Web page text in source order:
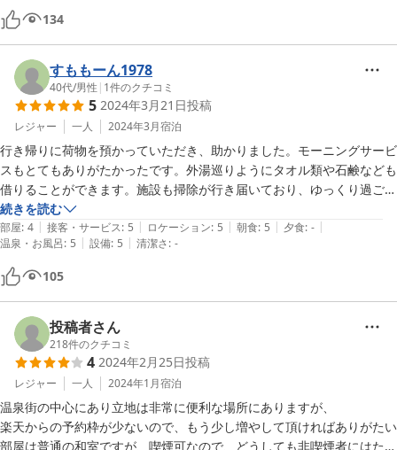
立地も温泉街のど真ん中で、何れの外湯へ行くのにも便利でした。
また是非お世話になりたいです。
134
すももーん1978
40代/男性 | 1件のクチコミ
5 2024年3月21日投稿
レジャー 一人 2024年3月宿泊
行き帰りに荷物を預かっていただき、助かりました。モーニングサービ
スもとてもありがたかったです。外湯巡りようにタオル類や石鹸なども
借りることができます。施設も掃除が行き届いており、ゆっくり過ごす
ことができました。またお世話になりたいです！
続きを読む
部屋: 4 | 接客・サービス: 5 | ロケーション: 5 | 朝食: 5 | 夕食: - |
温泉・お風呂: 5 | 設備: 5 | 清潔さ: -
105
投稿者さん
218件のクチコミ
4 2024年2月25日投稿
レジャー 一人 2024年1月宿泊
温泉街の中心にあり立地は非常に便利な場所にありますが、
楽天からの予約枠が少ないので、もう少し増やして頂ければありがたい
部屋は普通の和室ですが、喫煙可なので、どうしても非喫煙者にはたば